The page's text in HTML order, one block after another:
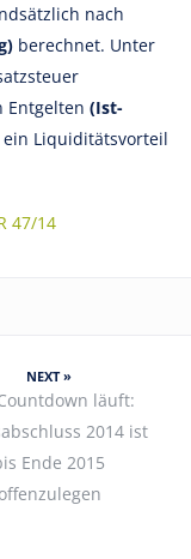
nach
berechnet. Unter
Entgelten (Ist-
Liquiditätsvorteil
47/14
NEXT »
läuft:
2014 ist
Ende 2015
offenzulegen